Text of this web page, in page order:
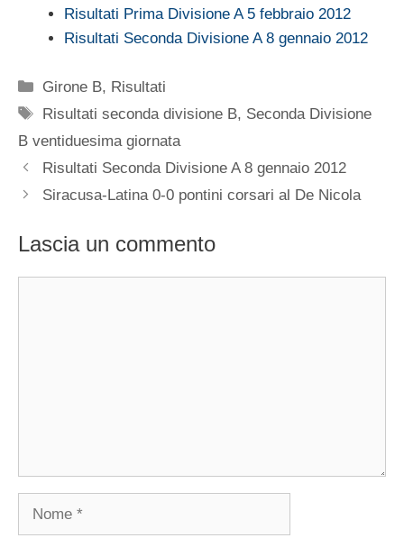
Risultati Prima Divisione A 5 febbraio 2012
Risultati Seconda Divisione A 8 gennaio 2012
Categorie
Girone B, Risultati
Tag
Risultati seconda divisione B, Seconda Divisione
B ventiduesima giornata
Risultati Seconda Divisione A 8 gennaio 2012
Siracusa-Latina 0-0 pontini corsari al De Nicola
Lascia un commento
Nome